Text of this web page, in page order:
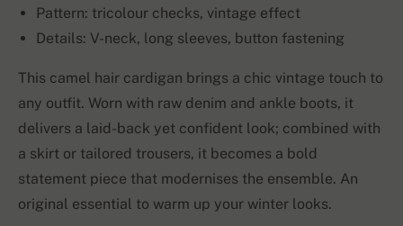
Pattern: tricolour checks, vintage effect
Details: V-neck, long sleeves, button fastening
This camel hair cardigan brings a chic vintage touch to
any outfit. Worn with raw denim and ankle boots, it
delivers a laid-back yet confident look; combined with
a skirt or tailored trousers, it becomes a bold
statement piece that modernises the ensemble. An
original essential to warm up your winter looks.